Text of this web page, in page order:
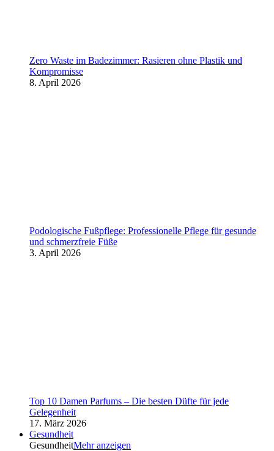
Zero Waste im Badezimmer: Rasieren ohne Plastik und
Kompromisse
8. April 2026
Podologische Fußpflege: Professionelle Pflege für gesunde
und schmerzfreie Füße
3. April 2026
Top 10 Damen Parfums – Die besten Düfte für jede
Gelegenheit
17. März 2026
Gesundheit
GesundheitMehr anzeigen